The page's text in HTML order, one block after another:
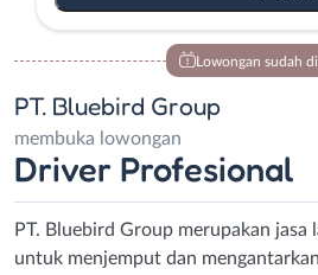
Lowongan sudah
PT. Bluebird Group
membuka lowongan
Driver Profesional
PT. Bluebird Group merupakan jasa
untuk menjemput dan